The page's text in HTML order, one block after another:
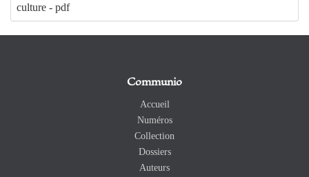
culture - pdf
Communio
Accueil
Numéros
Collection
Dossiers
Auteurs